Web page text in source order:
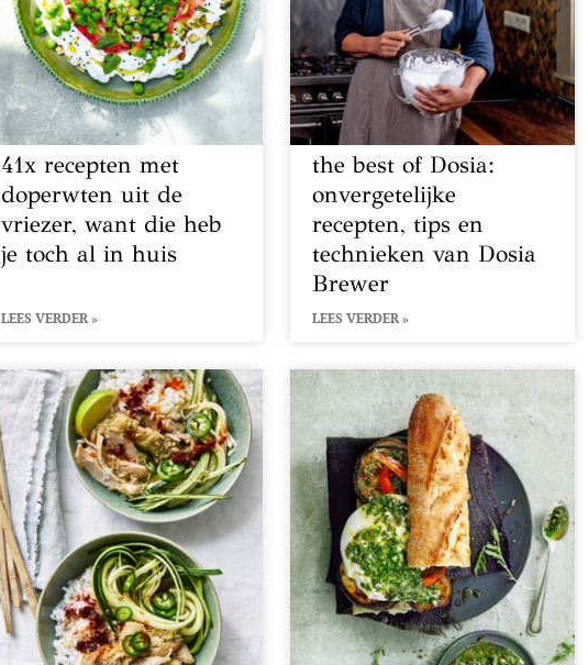
41x recepten met
doperwten uit de
vriezer, want die heb
je toch al in huis
LEES VERDER »
the best of Dosia:
onvergetelijke
recepten, tips en
technieken van Dosia
Brewer
LEES VERDER »